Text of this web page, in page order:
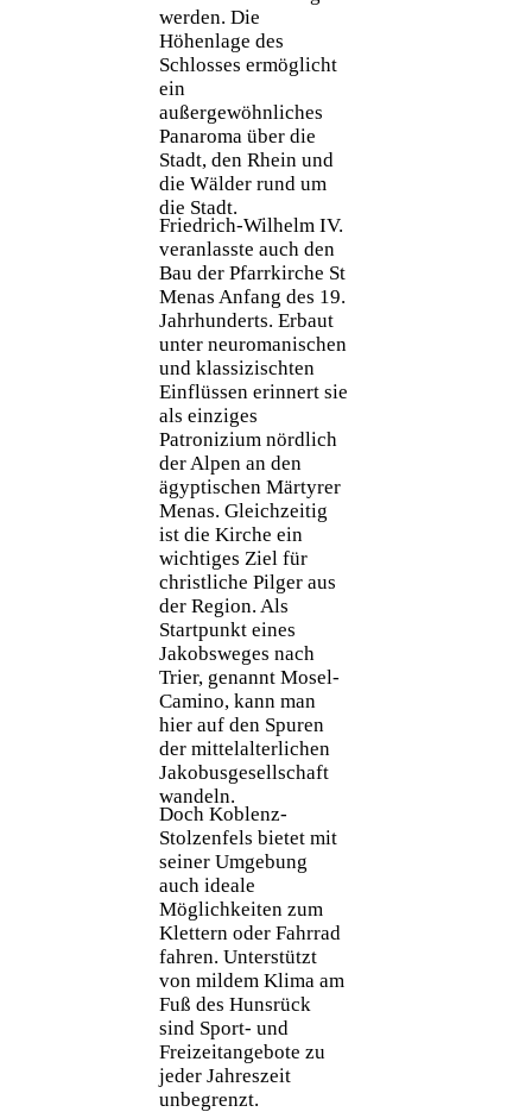
werden. Die
Höhenlage des
Schlosses ermöglicht
ein
außergewöhnliches
Panaroma über die
Stadt, den Rhein und
die Wälder rund um
die Stadt.
Friedrich-Wilhelm IV.
veranlasste auch den
Bau der Pfarrkirche St
Menas Anfang des 19.
Jahrhunderts. Erbaut
unter neuromanischen
und klassizischten
Einflüssen erinnert sie
als einziges
Patronizium nördlich
der Alpen an den
ägyptischen Märtyrer
Menas. Gleichzeitig
ist die Kirche ein
wichtiges Ziel für
christliche Pilger aus
der Region. Als
Startpunkt eines
Jakobsweges nach
Trier, genannt Mosel-
Camino, kann man
hier auf den Spuren
der mittelalterlichen
Jakobusgesellschaft
wandeln.
Doch Koblenz-
Stolzenfels bietet mit
seiner Umgebung
auch ideale
Möglichkeiten zum
Klettern oder Fahrrad
fahren. Unterstützt
von mildem Klima am
Fuß des Hunsrück
sind Sport- und
Freizeitangebote zu
jeder Jahreszeit
unbegrenzt.